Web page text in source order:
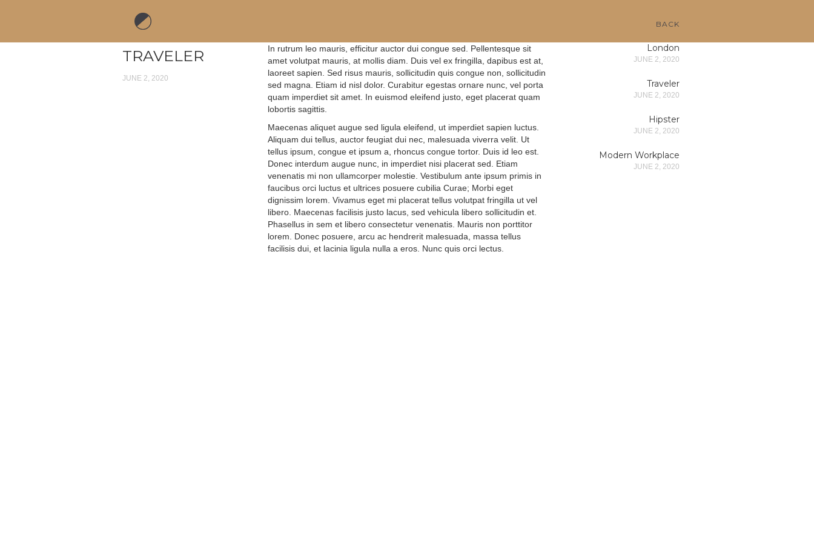
BACK
TRAVELER
JUNE 2, 2020
In rutrum leo mauris, efficitur auctor dui congue sed. Pellentesque sit
amet volutpat mauris, at mollis diam. Duis vel ex fringilla, dapibus est at,
laoreet sapien. Sed risus mauris, sollicitudin quis congue non, sollicitudin
sed magna. Etiam id nisl dolor. Curabitur egestas ornare nunc, vel porta
quam imperdiet sit amet. In euismod eleifend justo, eget placerat quam
lobortis sagittis.
Maecenas aliquet augue sed ligula eleifend, ut imperdiet sapien luctus.
Aliquam dui tellus, auctor feugiat dui nec, malesuada viverra velit. Ut
tellus ipsum, congue et ipsum a, rhoncus congue tortor. Duis id leo est.
Donec interdum augue nunc, in imperdiet nisi placerat sed. Etiam
venenatis mi non ullamcorper molestie. Vestibulum ante ipsum primis in
faucibus orci luctus et ultrices posuere cubilia Curae; Morbi eget
dignissim lorem. Vivamus eget mi placerat tellus volutpat fringilla ut vel
libero. Maecenas facilisis justo lacus, sed vehicula libero sollicitudin et.
Phasellus in sem et libero consectetur venenatis. Mauris non porttitor
lorem. Donec posuere, arcu ac hendrerit malesuada, massa tellus
facilisis dui, et lacinia ligula nulla a eros. Nunc quis orci lectus.
London
JUNE 2, 2020
Traveler
JUNE 2, 2020
Hipster
JUNE 2, 2020
Modern Workplace
JUNE 2, 2020